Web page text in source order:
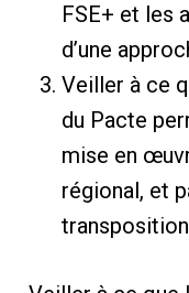
FSE+ et les
d’une
Veiller à ce
du Pacte
mise en
régional, et